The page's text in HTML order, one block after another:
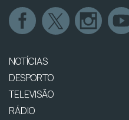
NOTÍCIAS
DESPORTO
TELEVISÃO
RÁDIO